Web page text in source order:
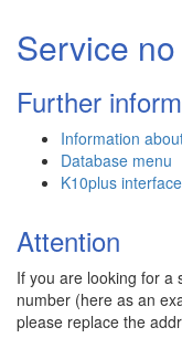
Service
Further
Information
Database menu
K10plus
Attention
If you are looking for a
number (here as an
please replace the